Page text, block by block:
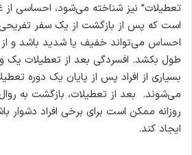
تعطیلات” نیز شناخته می‌شود، احساسی
است که پس از بازگشت از یک سفر
احساس می‌تواند خفیف یا شدید باشد و
طول بکشد. افسردگی بعد از تعطیلات
بسیاری از افراد پس از پایان یک دوره
می‌شوند. بعد از تعطیلات، بازگشت به
روزانه ممکن است برای برخی افراد
ایجاد کند.